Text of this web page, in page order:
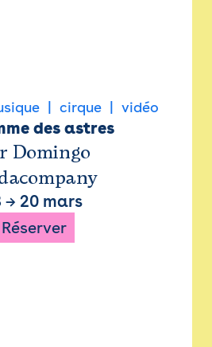
cirque vidéo
des astres
Domingo
→ 20 mars
Réserver